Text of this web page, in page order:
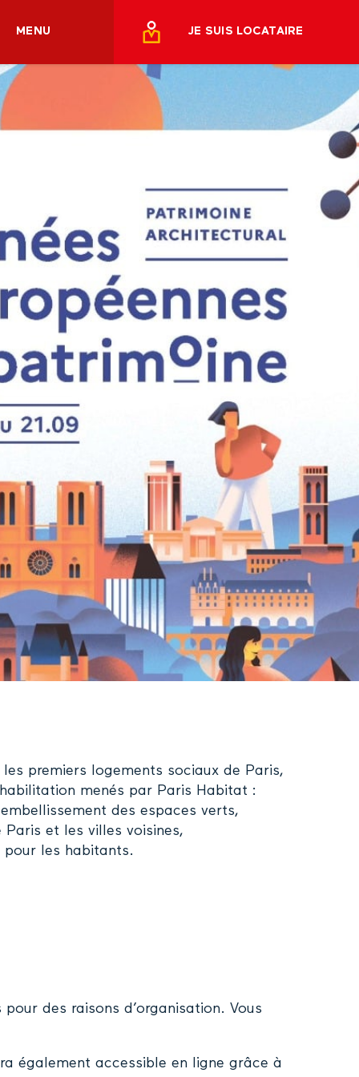
MENU JE SUIS LOCATAIRE
premiers logements sociaux de Paris,
menés par Paris Habitat :
des espaces verts,
et les villes voisines,
pour les habitants.
des raisons d’organisation. Vous
également accessible en ligne grâce à